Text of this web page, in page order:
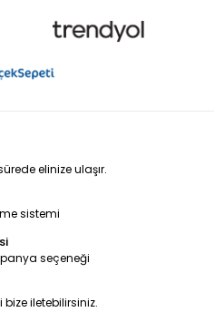
elinize ulaşır.
sistemi
seçeneği
bize iletebilirsiniz.